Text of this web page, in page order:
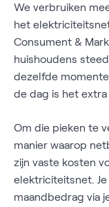
We verbruiken
het
Consument &
huishoudens
dezelfde
de dag is het
Om die pieken te
manier waarop
zijn vaste kosten
elektriciteitsnet.
maandbedrag via